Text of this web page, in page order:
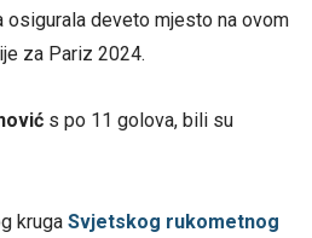
osigurala deveto mjesto na ovom
za Pariz 2024.
s po 11 golova, bili su
kruga Svjetskog rukometnog